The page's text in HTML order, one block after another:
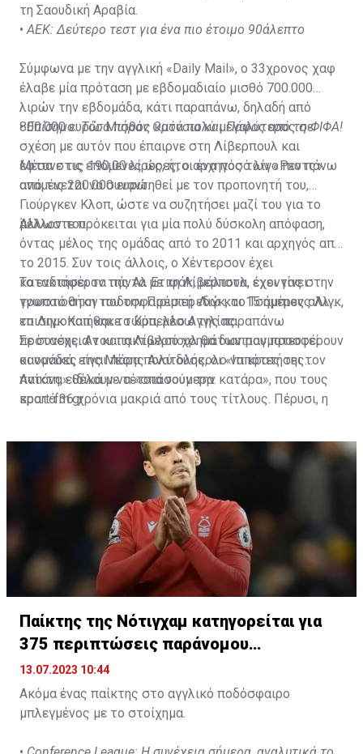
τη Σαουδική Αραβία.
• ΑΕΚ: Δεύτερο τεστ για ένα πιο έτοιμο 90άλεπτο
Σύμφωνα με την αγγλική «Daily Mail», ο 33χρονος χαφ
έλαβε μία πρόταση με εβδομαδιαίο μισθό 700.000
λιρών την εβδομάδα, κάτι παραπάνω, δηλαδή από
800.000 ευρώ. Μισθός κατά πολύ μεγαλύτερος σε
σχέση με αυτόν που έπαιρνε στη Λίβερπουλ και
έφτανε τις 190.00 λίρες, ήτοι ένα ποσό λίγο πιο πάνω
από τις 220.000 ευρώ.
•Επίσημο: Τόσα πήραν Ομόνοια και Πάφος από τη ΦΙΦΑ!
Μέσα στις επόμενες ώρες, ο αρχηγός των «Ρεντς»
αναμένεται να συναντηθεί με τον προπονητή του,
Γιούργκεν Κλοπ, ώστε να συζητήσει μαζί του για το
μέλλον του.
Άλλωστε πρόκειται για μία πολύ δύσκολη απόφαση,
όντας μέλος της ομάδας από το 2011 και αρχηγός από
το 2015. Συν τοις άλλοις, ο Χέντερσον έχει
κατακτήσει τα πάντα με τη Λίβερπουλ, έχοντας στην
τροπαιοθήκη του την Πρέμιερ Λιγκ, το Τσάμπιονς Λιγκ,
το Λιγκ Καπ και το Κύπελλο Αγγλίας.
Το ενδιαφέρον της Αλ Ετιφάκ, μάλιστα, έχει γίνει
γνωστό στον ποδοσφαιριστή εδώ και 15 ημέρες αλλά
επισημοποιήθηκε τώρα, μέσω της παραπάνω
πρότασης. Αν και η Λίβερπουλ θα διαπραγματευτεί
κανονικά, είναι πάρα πολύ δύσκολο να κρατήσει τον
παίκτη, ειδικά με τέτοια νούμερα.
Σε συνέχεια του πακτωλού χρημάτων που προσφέρουν
οι ομάδες της Μέσης Ανατολής, οι «Ιππότες της
Αντάνα» θέλουν να «σπάσουν την κατάρα», που τους
κρατά 36 χρόνια μακριά από τους τίτλους. Πέρυσι, η
ήττες, συγκεντρώνοντας, συνολικά, 37 βαθμούς.
sport-fm.gr
Παίκτης της Νότιγχαμ κατηγορείται για
375 περιπτώσεις παράνομου
στοιχηματισμού
13.07.2023 10:44
Ακόμα ένας παίκτης στο αγγλικό ποδόσφαιρο
μπλεγμένος με το στοίχημα.